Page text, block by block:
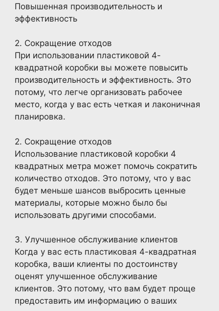
Повышенная производительность и
эффективность
2. Сокращение отходов
При использовании пластиковой 4-
квадратной коробки вы можете повысить
производительность и эффективность. Это
потому, что легче организовать рабочее
место, когда у вас есть четкая и лаконичная
планировка.
2. Сокращение отходов
Использование пластиковой коробки 4
квадратных метра может помочь сократить
количество отходов. Это потому, что у вас
будет меньше шансов выбросить ценные
материалы, которые можно было бы
использовать другими способами.
3. Улучшенное обслуживание клиентов
Когда у вас есть пластиковая 4-квадратная
коробка, ваши клиенты по достоинству
оценят улучшенное обслуживание
клиентов. Это потому, что вам будет проще
предоставить им информацию о ваших